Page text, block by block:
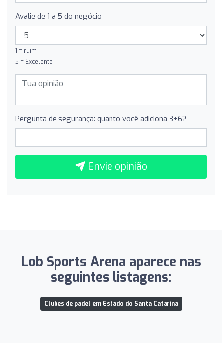
Avalie de 1 a 5 do negócio
1 = ruim
5 = Excelente
Pergunta de segurança: quanto você adiciona 3+6?
Envie opinião
Lob Sports Arena aparece nas
seguintes listagens:
Clubes de padel em Estado do Santa Catarina